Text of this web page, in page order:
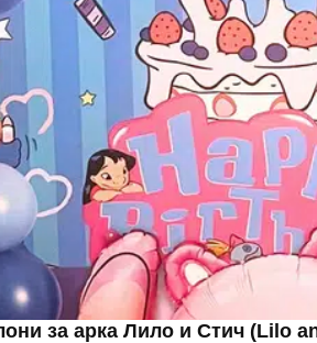
за арка Лило и Стич (Lilo